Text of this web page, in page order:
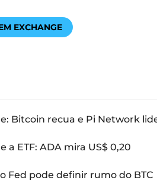
EXCHANGE
Bitcoin recua e Pi Network
ETF: ADA mira US$ 0,20
Fed pode definir rumo do BTC